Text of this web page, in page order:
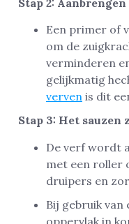
Een primer of
om de
verminderen
gelijkmatig
verven is dit
Stap 3: Het sauzen
De verf wordt
met een roller
druipers en
Bij gebruik
oppervlak in